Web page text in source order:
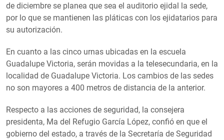
de diciembre se planea que sea el auditorio ejidal la sede,
por lo que se mantienen las pláticas con los ejidatarios para
su autorización.
En cuanto a las cinco urnas ubicadas en la escuela
Guadalupe Victoria, serán movidas a la telesecundaria, en la
localidad de Guadalupe Victoria. Los cambios de las sedes
no son mayores a 400 metros de distancia de la anterior.
Respecto a las acciones de seguridad, la consejera
presidenta, Ma del Refugio García López, confió en que el
gobierno del estado, a través de la Secretaría de Seguridad